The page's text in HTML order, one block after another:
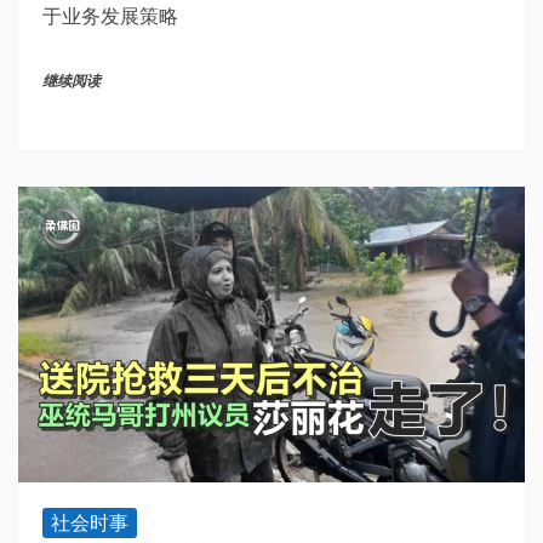
于业务发展策略
继续阅读
社会时事